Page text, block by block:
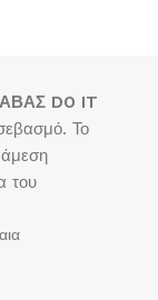
DO IT
Το
του